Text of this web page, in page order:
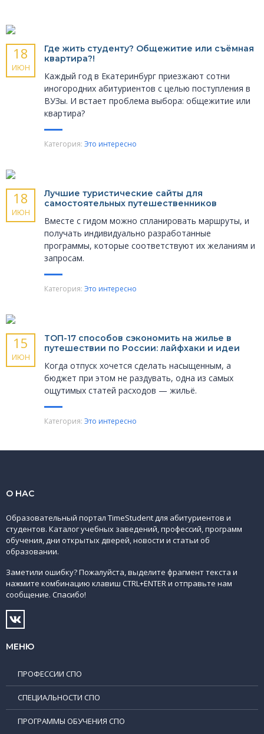
18
ИЮН
Где жить студенту? Общежитие или съёмная
квартира?!
Каждый год в Екатеринбург приезжают сотни
иногородних абитуриентов с целью поступления в
ВУЗы. И встает проблема выбора: общежитие или
квартира?
Категория: Это интересно
18
ИЮН
Лучшие туристические сайты для
самостоятельных путешественников
Вместе с гидом можно спланировать маршруты, и
получать индивидуально разработанные
программы, которые соответствуют их желаниям и
запросам.
Категория: Это интересно
15
ИЮН
ТОП-17 способов сэкономить на жилье в
путешествии по России: лайфхаки и идеи
Когда отпуск хочется сделать насыщенным, а
бюджет при этом не раздувать, одна из самых
ощутимых статей расходов — жильё.
Категория: Это интересно
О НАС
Образовательный портал TimeStudent для абитуриентов и
студентов. Каталог учебных заведений, профессий, программ
обучения, дни открытых дверей, новости и статьи об
образовании.
Заметили ошибку? Пожалуйста, выделите фрагмент текста и
нажмите комбинацию клавиш CTRL+ENTER и отправьте нам
сообщение. Спасибо!
МЕНЮ
ПРОФЕССИИ СПО
СПЕЦИАЛЬНОСТИ СПО
ПРОГРАММЫ ОБУЧЕНИЯ СПО